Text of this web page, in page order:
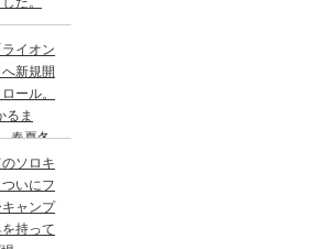
イオン
新規開
ール。
るま
春夏冬
のソロキ
いにフ
キャンプ
持って